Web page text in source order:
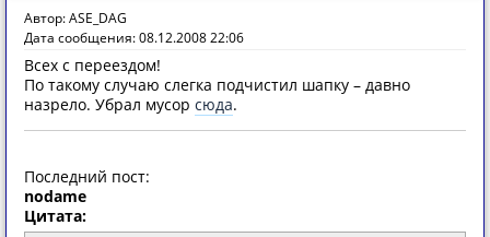
Автор: ASE_DAG
Дата сообщения: 08.12.2008 22:06
Всех с переездом!
По такому случаю слегка подчистил шапку – давно
назрело. Убрал мусор сюда.
Последний пост:
nodame
Цитата: